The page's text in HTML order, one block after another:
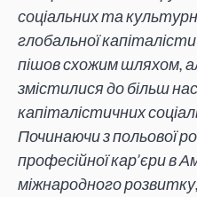
соціальних та
глобальної
пішов схожим шляхом,
змістилися до більш
капіталістичних
Починаючи з польової
професійної кар’єри в
міжнародного